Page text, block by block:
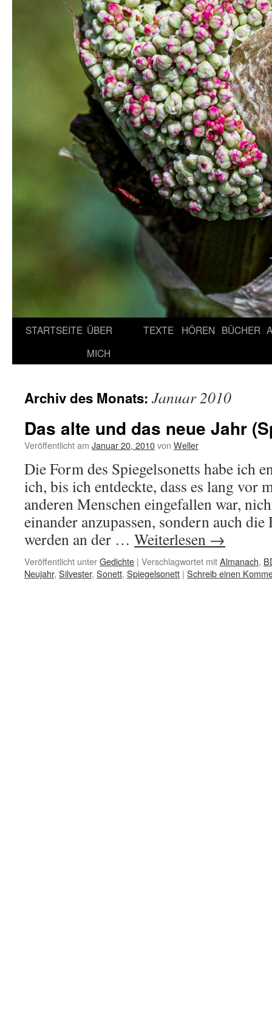
STARTSEITE ÜBER
MICH
TEXTE HÖREN BÜCHER
Archiv des Monats: Januar 2010
Das alte und das neue Jahr
Veröffentlicht am Januar 20, 2010von Weller
Die Form des Spiegelsonetts habe ich
ich, bis ich entdeckte, dass es lang vor
anderen Menschen eingefallen war,
einander anzupassen, sondern auch
werden an der … Weiterlesen →
Veröffentlicht unterGedichte | Verschlagwortet mitAlmanach,
Neujahr, Silvester, Sonett, Spiegelsonett | Schreib einen